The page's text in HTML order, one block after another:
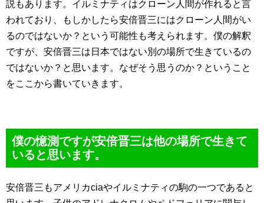
説もあります。イルミナティはクローン人間が作れると言
われており、もしかしたら安倍晋三にはクローン人間がい
るのではないか？という可能性も考えられます。僕の解釈
ですが、安倍晋三は日本ではない別の場所で生きているの
ではないか？と思います。なぜそう思うのか？ということ
をここから書いていきます。
僕の憶測ですが安倍晋三は他の場所で生きて
いると思います。
安倍晋三もアメリカciaやイルミナティの駒の一つであると